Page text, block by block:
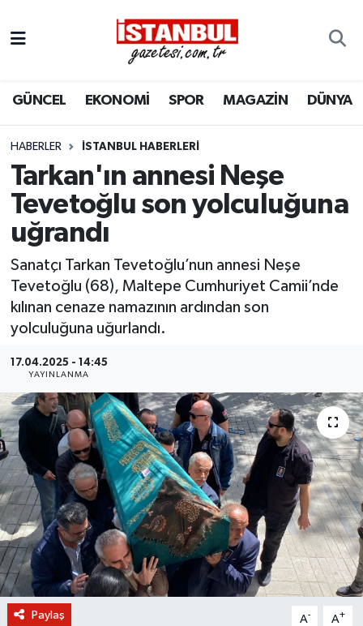
GÜNCEL EKONOMİ SPOR MAGAZİN DÜNYA
HABERLER İSTANBUL HABERLERI
Tarkan'ın annesi Neşe
Tevetoğlu son yolculuğuna
uğrandı
Sanatçı Tarkan Tevetoğlu’nun annesi Neşe
Tevetoğlu (68), Maltepe Cumhuriyet Camii’nde
kılınan cenaze namazının ardından son
yolculuğuna uğurlandı.
17.04.2025 - 14:45
YAYINLANMA
Paylaş A- A+
EKONOMİ
İSTANBUL
DÜNYA
SPOR
MAGAZİN
KÜLTÜR SANAT
BİLİM VE TEKNOLOJİ
OTOMOBİL
KURUMSAL
Nöbetçi Eczaneler
Hava Durumu
Trafik Durumu
Süper Lig Puan Durumu ve Fikstür
Tüm Manşetler
Son Dakika Haberleri
Haber Arşivi